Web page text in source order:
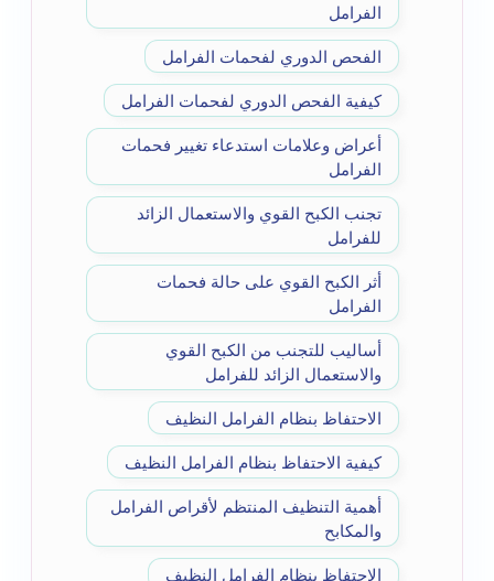
الفرامل
الفحص الدوري لفحمات الفرامل
كيفية الفحص الدوري لفحمات الفرامل
أعراض وعلامات استدعاء تغيير فحمات
الفرامل
تجنب الكبح القوي والاستعمال الزائد
للفرامل
أثر الكبح القوي على حالة فحمات
الفرامل
أساليب للتجنب من الكبح القوي
والاستعمال الزائد للفرامل
الاحتفاظ بنظام الفرامل النظيف
كيفية الاحتفاظ بنظام الفرامل النظيف
أهمية التنظيف المنتظم لأقراص الفرامل
والمكابح
الاحتفاظ بنظام الفرامل النظيف